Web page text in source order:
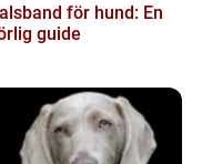
för hund: En
guide